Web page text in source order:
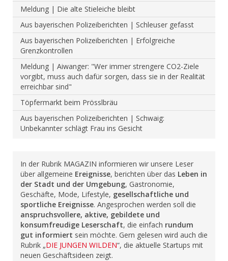
Meldung | Die alte Stieleiche bleibt
Aus bayerischen Polizeiberichten | Schleuser gefasst
Aus bayerischen Polizeiberichten | Erfolgreiche
Grenzkontrollen
Meldung | Aiwanger: "Wer immer strengere CO2-Ziele
vorgibt, muss auch dafür sorgen, dass sie in der Realität
erreichbar sind"
Töpfermarkt beim Prösslbräu
Aus bayerischen Polizeiberichten | Schwaig:
Unbekannter schlägt Frau ins Gesicht
In der Rubrik MAGAZIN informieren wir unsere Leser
über allgemeine Ereignisse, berichten über das Leben in
der Stadt und der Umgebung, Gastronomie,
Geschäfte, Mode, Lifestyle, gesellschaftliche und
sportliche Ereignisse. Angesprochen werden soll die
anspruchsvollere, aktive, gebildete und
konsumfreudige Leserschaft, die einfach rundum
gut informiert sein möchte. Gern gelesen wird auch die
Rubrik „DIE JUNGEN WILDEN“, die aktuelle Startups mit
neuen Geschäftsideen zeigt.